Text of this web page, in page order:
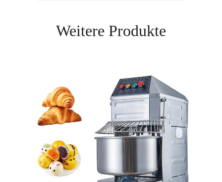
Weitere Produkte